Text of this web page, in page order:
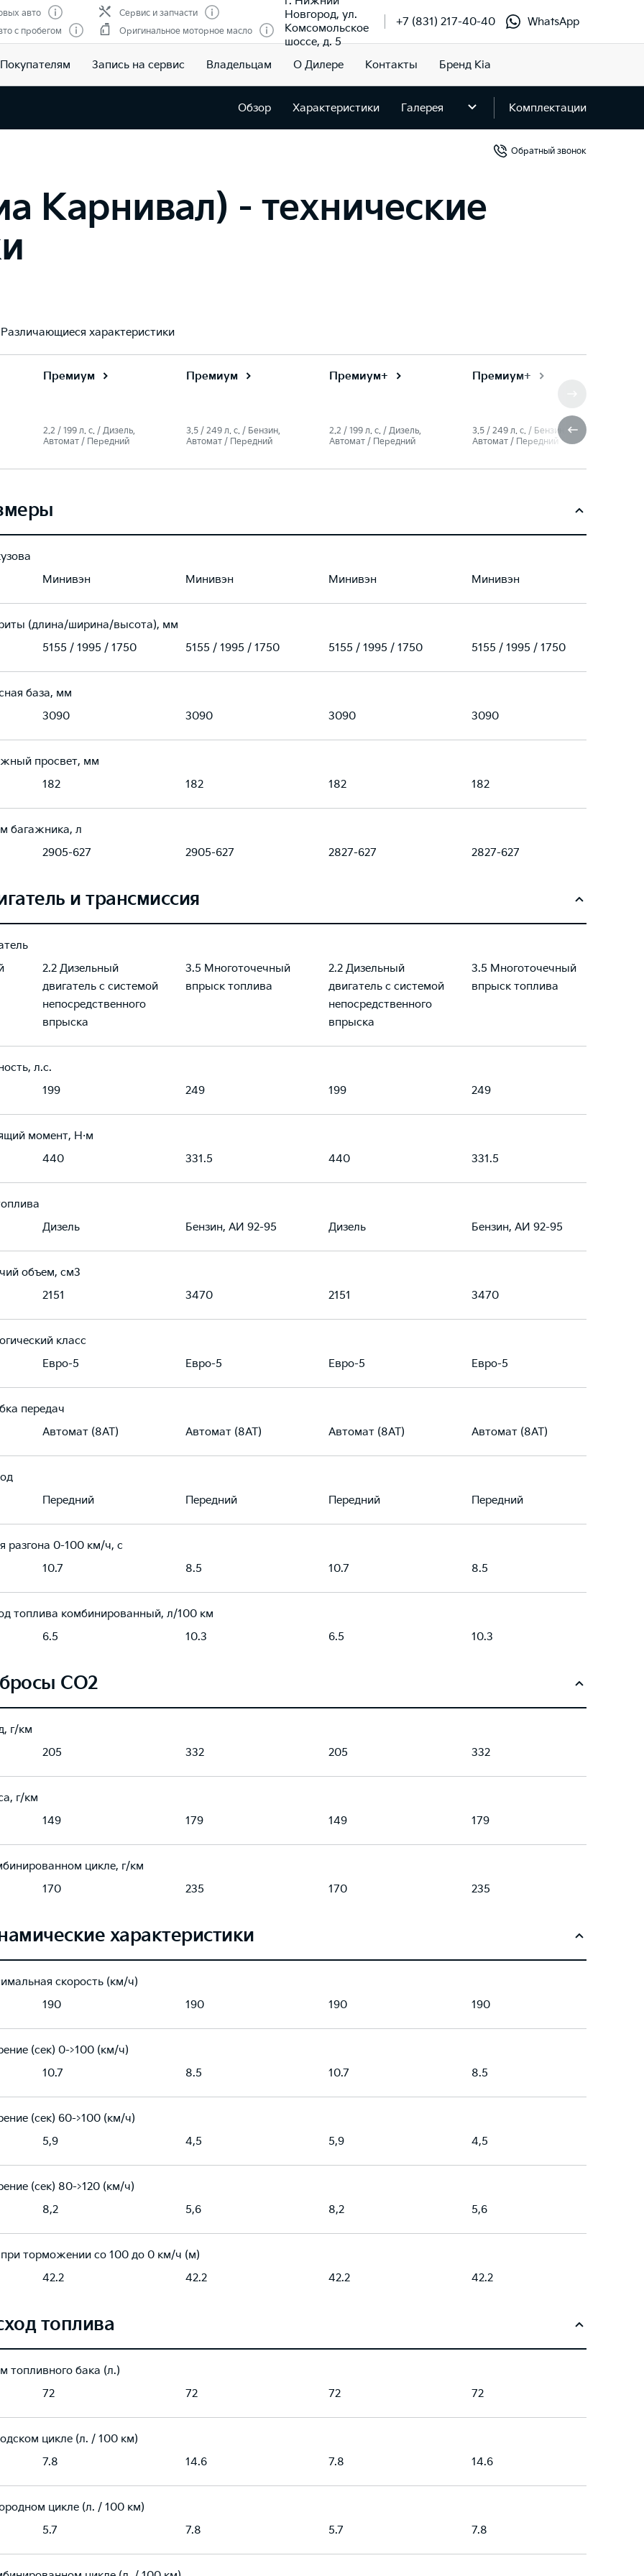
авто
с пробегом
Сервис и запчасти
Оригинальное моторное масло
Новгород, ул.
Комсомольское
шоссе, д. 5
+7 (831) 217-40-40 WhatsApp
Покупателям Запись на сервис Владельцам О Дилере Контакты Бренд Kia
Обзор Характеристики Галерея Комплектации
Обратный звонок
Карнивал) - технические
Различающиеся характеристики
Премиум
2.2 / 199 л. c. / Дизель,
Автомат / Передний
Премиум
3.5 / 249 л. c. / Бензин,
Автомат / Передний
Премиум+
2.2 / 199 л. c. / Дизель,
Автомат / Передний
Премиум+
3.5 / 249 л. c. / Бензин,
Автомат / Передний
Минивэн Минивэн Минивэн Минивэн
(длина/ширина/высота), мм
5155 / 1995 / 1750 5155 / 1995 / 1750 5155 / 1995 / 1750 5155 / 1995 / 1750
база, мм
3090 3090 3090 3090
просвет, мм
182 182 182 182
багажника, л
2905-627 2905-627 2827-627 2827-627
и трансмиссия
2.2 Дизельный
двигатель с системой
непосредственного
впрыска
3.5 Многоточечный
впрыск топлива
2.2 Дизельный
двигатель с системой
непосредственного
впрыска
3.5 Многоточечный
впрыск топлива
л.с.
199 249 199 249
момент, Н·м
440 331.5 440 331.5
Дизель Бензин, АИ 92-95 Дизель Бензин, АИ 92-95
объем, см3
2151 3470 2151 3470
класс
Евро-5 Евро-5 Евро-5 Евро-5
передач
Автомат (8AT) Автомат (8AT) Автомат (8AT) Автомат (8AT)
Передний Передний Передний Передний
разгона 0-100 км/ч, с
10.7 8.5 10.7 8.5
топлива комбинированный, л/100 км
6.5 10.3 6.5 10.3
CO2
г/км
205 332 205 332
г/км
149 179 149 179
цикле, г/км
170 235 170 235
характеристики
скорость (км/ч)
190 190 190 190
(сек) 0->100 (км/ч)
10.7 8.5 10.7 8.5
(сек) 60->100 (км/ч)
5,9 4,5 5,9 4,5
(сек) 80->120 (км/ч)
8,2 5,6 8,2 5,6
торможении со 100 до 0 км/ч (м)
42.2 42.2 42.2 42.2
топлива
топливного бака (л.)
72 72 72 72
цикле (л. / 100 км)
7.8 14.6 7.8 14.6
цикле (л. / 100 км)
5.7 7.8 5.7 7.8